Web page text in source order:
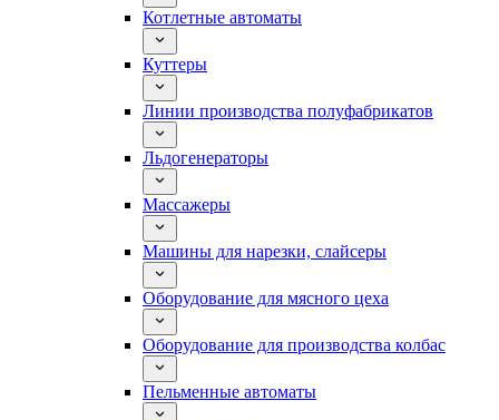
Котлетные автоматы
Куттеры
Линии производства полуфабрикатов
Льдогенераторы
Массажеры
Машины для нарезки, слайсеры
Оборудование для мясного цеха
Оборудование для производства колбас
Пельменные автоматы